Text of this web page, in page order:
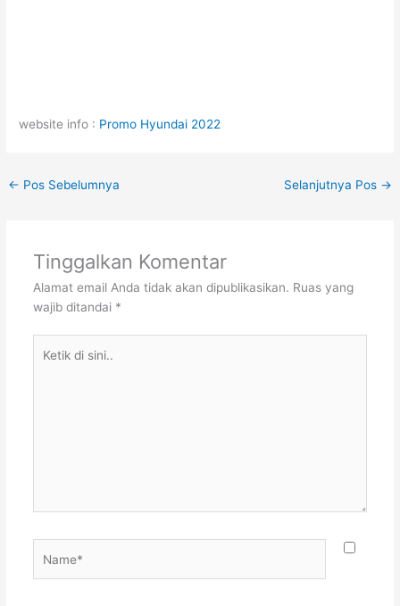
website info : Promo Hyundai 2022
← Pos Sebelumnya Selanjutnya Pos →
Tinggalkan Komentar
Alamat email Anda tidak akan dipublikasikan. Ruas yang
wajib ditandai *